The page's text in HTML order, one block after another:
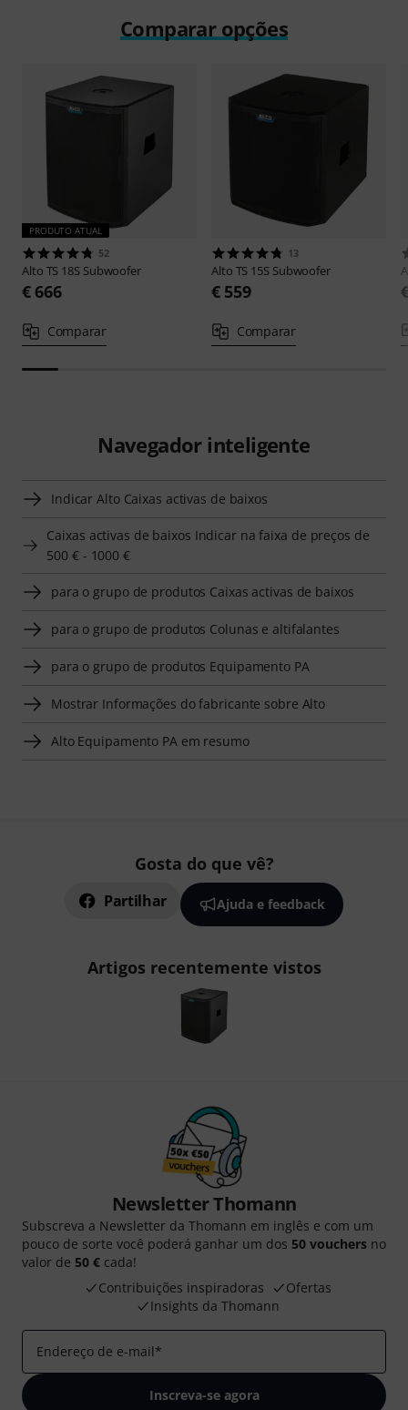
Comparar opções
PRODUTO ATUAL
52
Alto TS 18S Subwoofer
€ 666
Comparar
13
Alto TS 15S Subwoofer
€ 559
Comparar
Navegador inteligente
Indicar Alto Caixas activas de baixos
Caixas activas de baixos Indicar na faixa de preços de
500 € - 1000 €
para o grupo de produtos Caixas activas de baixos
para o grupo de produtos Colunas e altifalantes
para o grupo de produtos Equipamento PA
Mostrar Informações do fabricante sobre Alto
Alto Equipamento PA em resumo
Gosta do que vê?
Partilhar Ajuda e feedback
Artigos recentemente vistos
Newsletter Thomann
Subscreva a Newsletter da Thomann em inglês e com um
pouco de sorte você poderá ganhar um dos 50 vouchers no
valor de 50 € cada!
Contribuições inspiradoras
Ofertas
Insights da Thomann
Endereço de e-mail*
Inscreva-se agora